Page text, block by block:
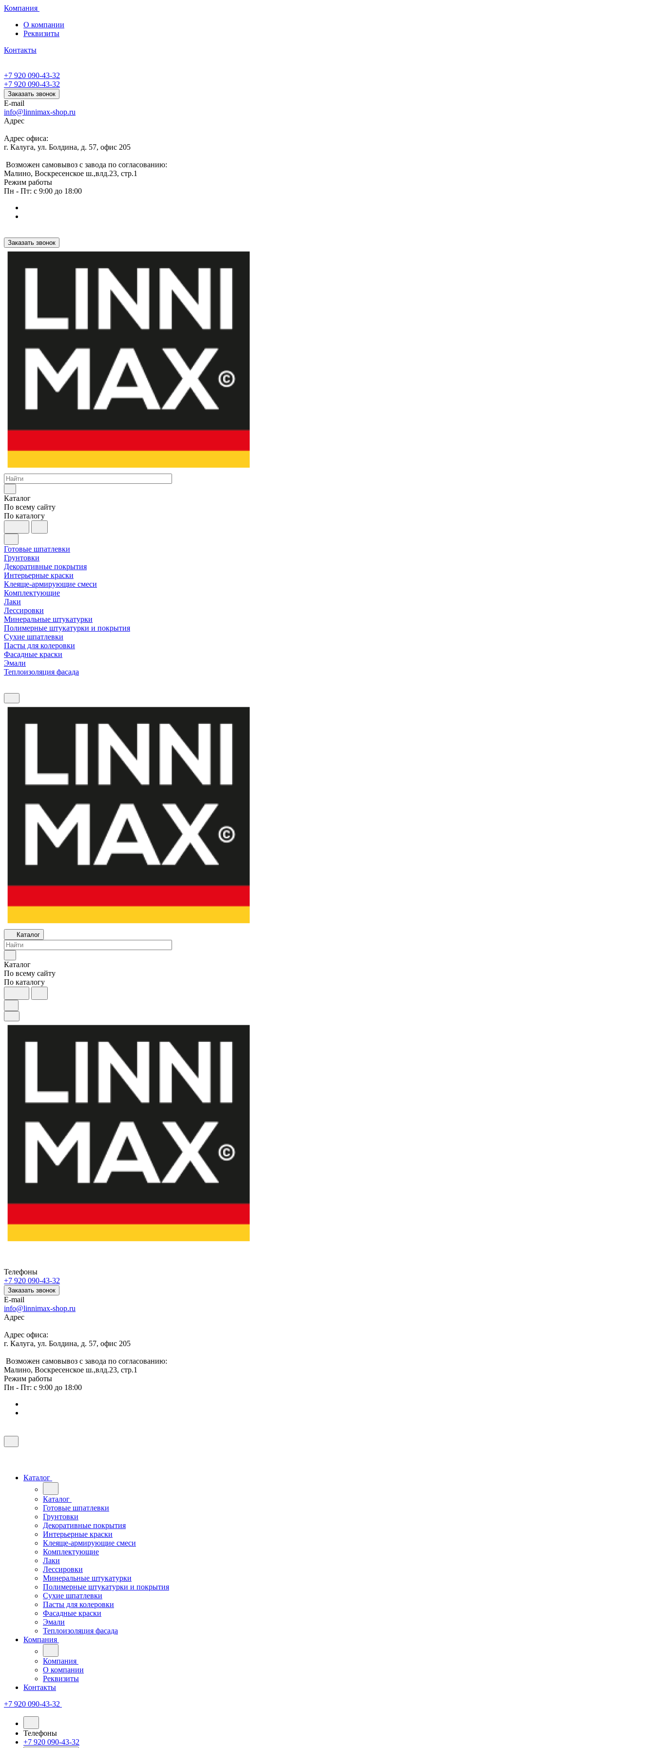
Компания
О компании
Реквизиты
Контакты
+7 920 090-43-32
+7 920 090-43-32
Заказать звонок
E-mail
info@linnimax-shop.ru
Адрес
Адрес офиса:
г. Калуга, ул. Болдина, д. 57, офис 205
Возможен самовывоз с завода по согласованию:
Малино, Воскресенское ш.,влд.23, стр.1
Режим работы
Пн - Пт: с 9:00 до 18:00
Заказать звонок
Каталог
По всему сайту
По каталогу
Готовые шпатлевки
Грунтовки
Декоративные покрытия
Интерьерные краски
Клеяще-армирующие смеси
Комплектующие
Лаки
Лессировки
Минеральные штукатурки
Полимерные штукатурки и покрытия
Сухие шпатлевки
Пасты для колеровки
Фасадные краски
Эмали
Теплоизоляция фасада
Каталог
Каталог
По всему сайту
По каталогу
Телефоны
+7 920 090-43-32
Заказать звонок
E-mail
info@linnimax-shop.ru
Адрес
Адрес офиса:
г. Калуга, ул. Болдина, д. 57, офис 205
Возможен самовывоз с завода по согласованию:
Малино, Воскресенское ш.,влд.23, стр.1
Режим работы
Пн - Пт: с 9:00 до 18:00
Каталог
Каталог
Готовые шпатлевки
Грунтовки
Декоративные покрытия
Интерьерные краски
Клеяще-армирующие смеси
Комплектующие
Лаки
Лессировки
Минеральные штукатурки
Полимерные штукатурки и покрытия
Сухие шпатлевки
Пасты для колеровки
Фасадные краски
Эмали
Теплоизоляция фасада
Компания
Компания
О компании
Реквизиты
Контакты
+7 920 090-43-32
Телефоны
+7 920 090-43-32